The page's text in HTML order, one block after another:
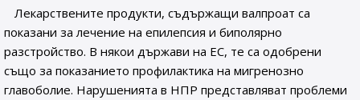
Лекарствените продукти, съдържащи валпроат са
показани за лечение на епилепсия и биполярно
разстройство. В някои държави на ЕС, те са одобрени
също за показанието профилактика на мигренозно
главоболие. Нарушенията в НПР представляват проблеми